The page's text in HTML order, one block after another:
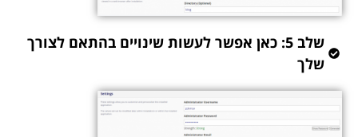
שלב 5: כאן אפשר לעשות שינויים בהתאם לצורך
שלך